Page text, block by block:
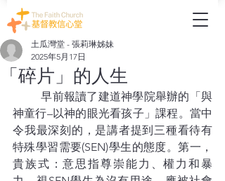
「碎片」的人生
土瓜灣堂 - 張莉琳姊妹
2025年5月17日
	早前報讀了建道神學院舉辦的「與
神童行–以神的眼光看孩子」課程。當中
令我最深刻的，是講者提到三種看待有
特殊學習需要(SEN)學生的態度。第一，
貴族式：意思指尊崇能力、權力和暴